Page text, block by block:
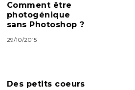
Comment être
photogénique
sans Photoshop ?
29/10/2015
Des petits coeurs